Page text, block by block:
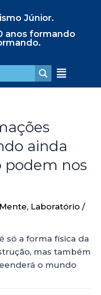
Júnior.
anos formando
ainda
podem nos
, Laboratório /
só a forma física da
mas também
o mundo